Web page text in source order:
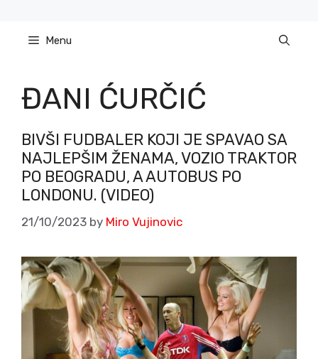
content Menu
ĐANI ĆURČIĆ
BIVŠI FUDBALER KOJI JE SPAVAO SA
NAJLEPŠIM ŽENAMA, VOZIO TRAKTOR
PO BEOGRADU, A AUTOBUS PO
LONDONU. (VIDEO)
21/10/2023 by Miro Vujinovic